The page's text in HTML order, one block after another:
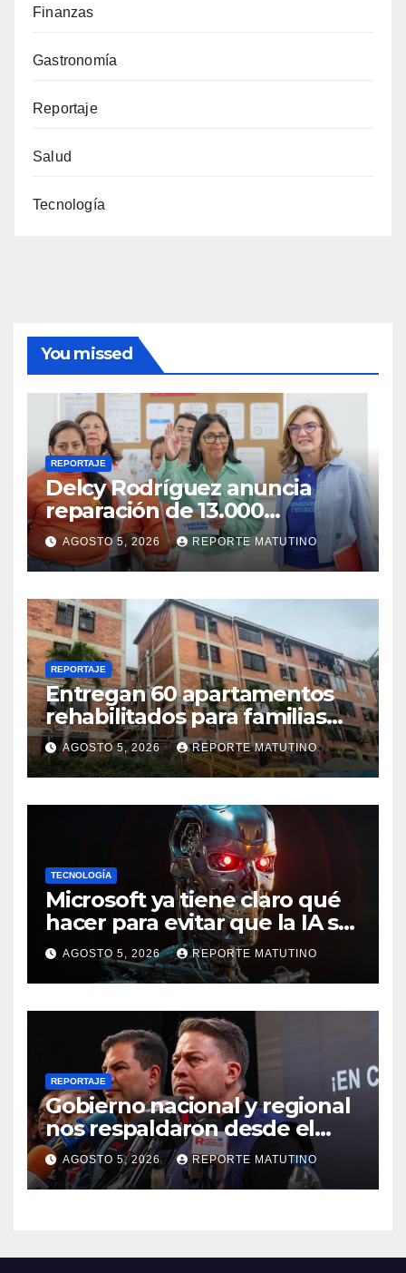
Finanzas
Gastronomía
Reportaje
Salud
Tecnología
You missed
REPORTAJE
Delcy Rodríguez anuncia
reparación de 13.000
viviendas afectadas por los
terremotos
AGOSTO 5, 2026 REPORTE MATUTINO
REPORTAJE
Entregan 60 apartamentos
rehabilitados para familias
del urbanismo Ana Victoria
en La Guaira
AGOSTO 5, 2026 REPORTE MATUTINO
TECNOLOGÍA
Microsoft ya tiene claro qué
hacer para evitar que la IA se
salga de control
AGOSTO 5, 2026 REPORTE MATUTINO
REPORTAJE
Gobierno nacional y regional
nos respaldaron desde el
primer momento tras
terremotos del 24J
AGOSTO 5, 2026 REPORTE MATUTINO